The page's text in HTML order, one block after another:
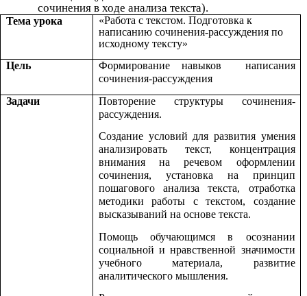
сочинения в ходе анализа текста).
Тема урока
«Работа с текстом. Подготовка к
написанию сочинения-рассуждения по
исходному тексту»
Цель
Формирование навыков написания
сочинения-рассуждения
Задачи
Повторение структуры сочинения-
рассуждения.
Создание условий для развития умения
анализировать текст, концентрация
внимания на речевом оформлении
сочинения, установка на принцип
пошагового анализа текста, отработка
методики работы с текстом, создание
высказываний на основе текста.
Помощь обучающимся в осознании
социальной и нравственной значимости
учебного материала, развитие
аналитического мышления.